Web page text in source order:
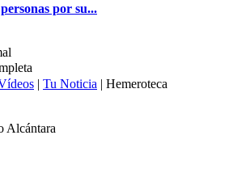
por su...
| Tu Noticia | Hemeroteca
Alcántara